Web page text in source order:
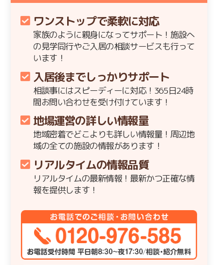
ワンストップで柔軟に対応
家族のように親身になってサポート！施設へ
の見学同行やご入居の相談サービスも行って
います！
入居後までしっかりサポート
相談事にはスピーディーに対応！365日24時
間お問い合わせを受け付けています！
地場運営の詳しい情報量
地域密着でどこよりも詳しい情報量！周辺地
域の全ての施設の情報があります！
リアルタイムの情報品質
リアルタイムの最新情報！最新かつ正確な情
報を提供します！